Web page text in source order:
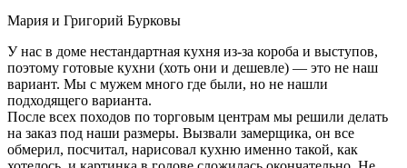
Мария и Григорий Бурковы
У нас в доме нестандартная кухня из-за короба и выступов,
поэтому готовые кухни (хоть они и дешевле) — это не наш
вариант. Мы с мужем много где были, но не нашли
подходящего варианта.
После всех походов по торговым центрам мы решили делать
на заказ под наши размеры. Вызвали замерщика, он все
обмерил, посчитал, нарисовал кухню именно такой, как